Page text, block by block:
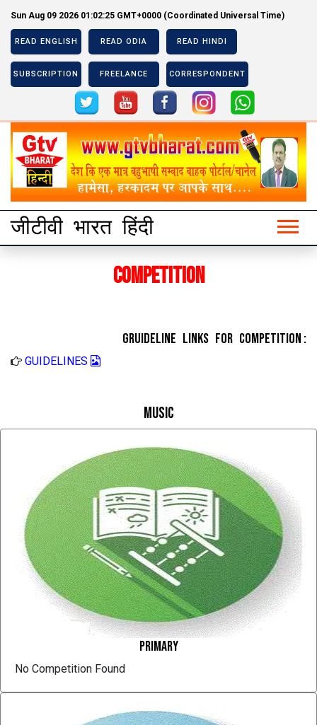
Sun Aug 09 2026 01:02:25 GMT+0000 (Coordinated Universal Time)
READ ENGLISH READ ODIA READ HINDI
SUBSCRIPTION FREELANCE CORRESPONDENT
Previous Next
Previous Next
जीटीवी भारत हिंदी
Competition
Gruideline Links for Competition :
GUIDELINES
Music
Primary
No Competition Found